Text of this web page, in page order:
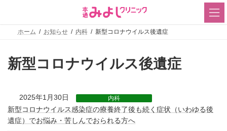
ホーム お知らせ 内科 新型コロナウイルス後遺症
新型コロナウイルス後遺症
2025年1月30日 内科
新型コロナウイルス感染症の療養終了後も続く症状（いわゆる後
遺症）でお悩み・苦しんでおられる方へ